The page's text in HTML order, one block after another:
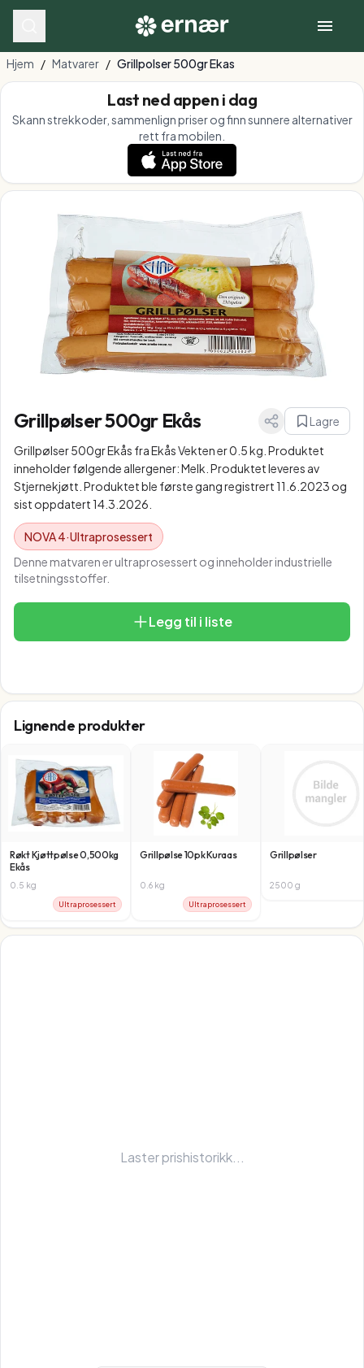
Hjem / Matvarer / Grillpolser 500gr Ekas
Last ned appen i dag
Skann strekkoder, sammenlign priser og finn sunnere alternativer
rett fra mobilen.
Grillpølser 500gr Ekås
Lagre
Grillpølser 500gr Ekås fra Ekås Vekten er 0.5 kg. Produktet
inneholder følgende allergener: Melk. Produktet leveres av
Stjernekjøtt. Produktet ble første gang registrert 11.6.2023 og
sist oppdatert 14.3.2026.
NOVA4·Ultraprosessert
Denne matvaren er ultraprosessert og inneholder industrielle
tilsetningsstoffer.
Legg til i liste
Lignende produkter
Røkt Kjøttpølse 0,500kg
Ekås
0.5 kg
Ultraprosessert
Grillpølse 10pk Kuraas
0.6 kg
Ultraprosessert
Grillpølser
2500 g
Laster prishistorikk...